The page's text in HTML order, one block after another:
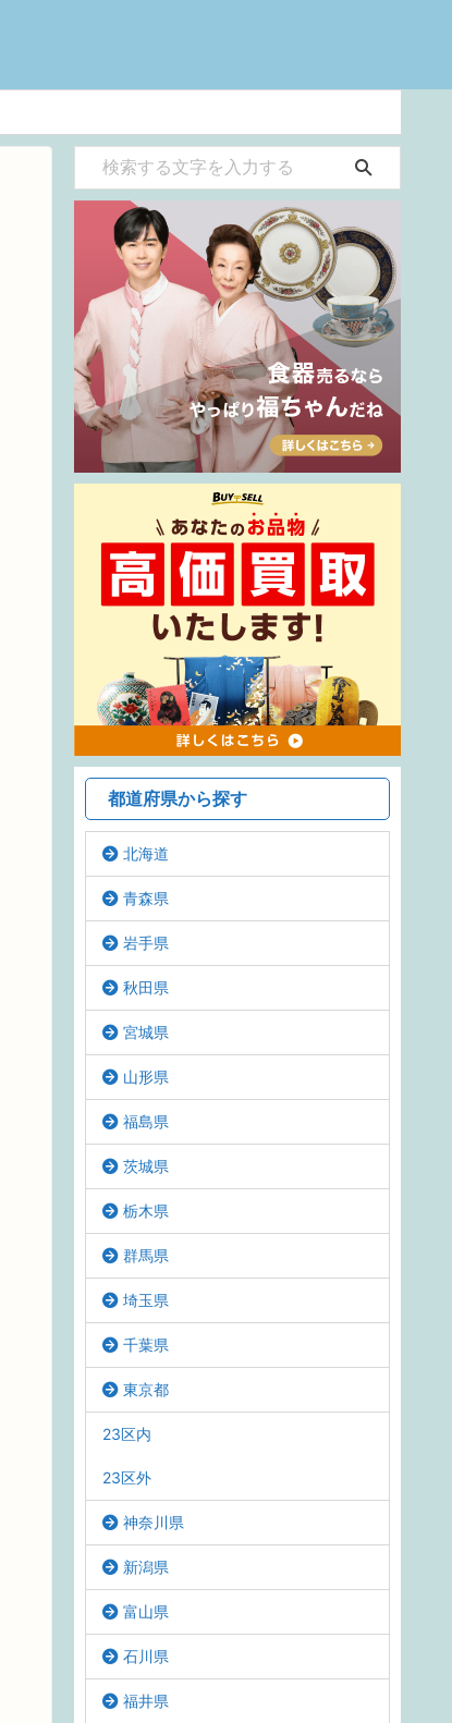
都道府県から探す
北海道
青森県
岩手県
秋田県
宮城県
山形県
福島県
茨城県
栃木県
群馬県
埼玉県
千葉県
東京都
23区内
23区外
神奈川県
新潟県
富山県
石川県
福井県